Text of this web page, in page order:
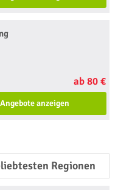
ab 80 €
Angebote anzeigen
Regionen